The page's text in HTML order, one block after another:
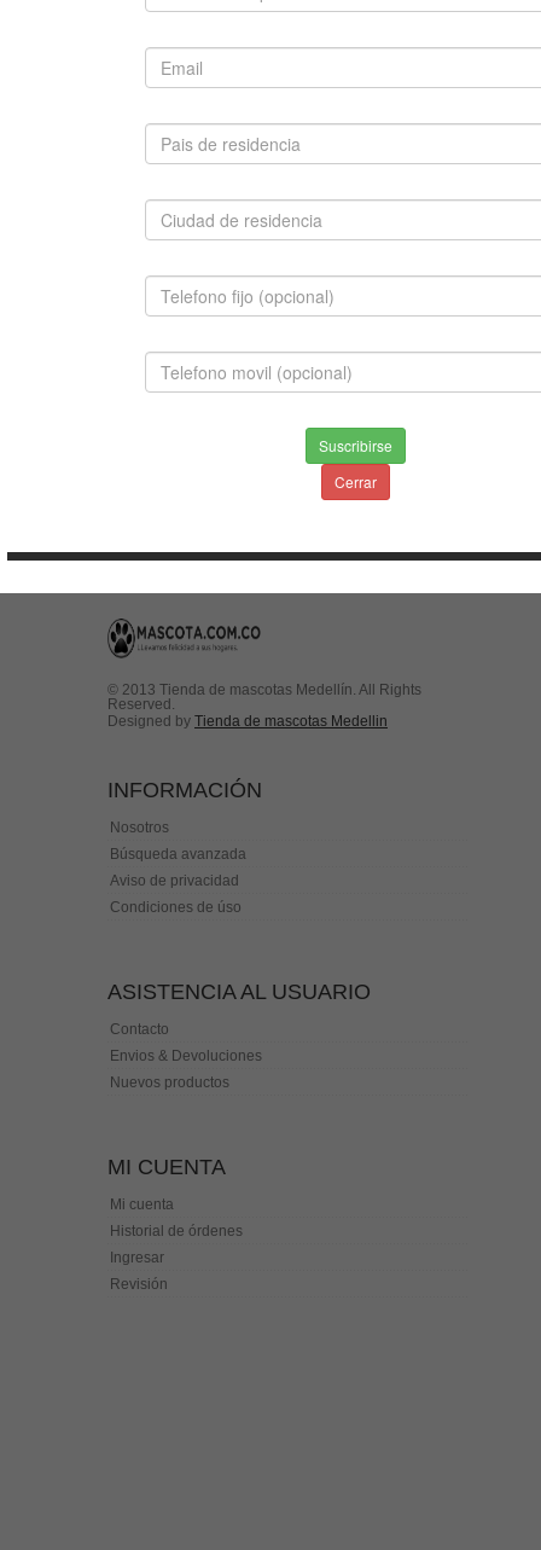
$1,800,000.00
INFORMACION
© 2013 Tienda de mascotas Medellín. All Rights
Reserved.
Designed by Tienda de mascotas Medellin
INFORMACIÓN
Nosotros
Búsqueda avanzada
Aviso de privacidad
Condiciones de úso
ASISTENCIA AL USUARIO
Contacto
Envios & Devoluciones
Nuevos productos
MI CUENTA
Mi cuenta
Historial de órdenes
Ingresar
Revisión
Suscribirse
Cerrar